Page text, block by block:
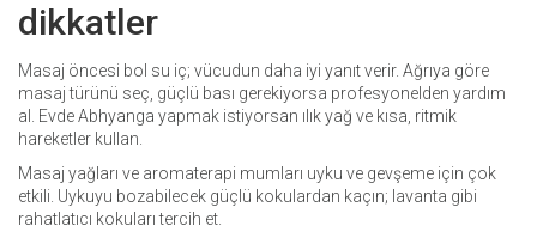
dikkatler
Masaj öncesi bol su iç; vücudun daha iyi yanıt verir. Ağrıya göre
masaj türünü seç, güçlü bası gerekiyorsa profesyonelden yardım
al. Evde Abhyanga yapmak istiyorsan ılık yağ ve kısa, ritmik
hareketler kullan.
Masaj yağları ve aromaterapi mumları uyku ve gevşeme için çok
etkili. Uykuyu bozabilecek güçlü kokulardan kaçın; lavanta gibi
rahatlatıcı kokuları tercih et.